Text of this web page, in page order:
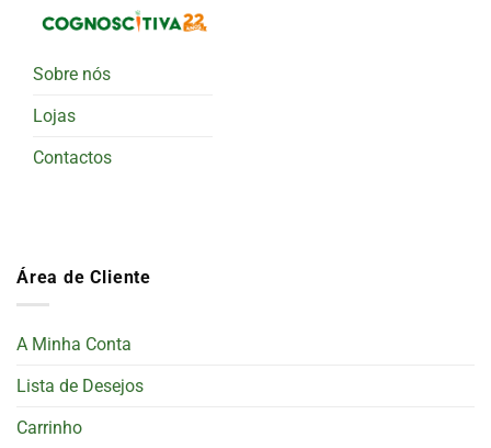
Sobre nós
Lojas
Contactos
Área de Cliente
A Minha Conta
Lista de Desejos
Carrinho